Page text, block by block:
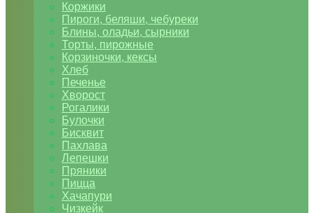
Коржики
Пироги, беляши, чебуреки
Блины, оладьи, сырники
Торты, пирожные
Корзиночки, кексы
Хлеб
Печенье
Хворост
Рогалики
Булочки
Бисквит
Пахлава
Лепешки
Пряники
Пицца
Хачапури
Чизкейк